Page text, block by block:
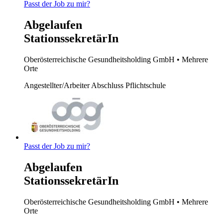
Passt der Job zu mir?
Abgelaufen
StationssekretärIn
Oberösterreichische Gesundheitsholding GmbH • Mehrere
Orte
Angestellter/ArbeiterAbschluss Pflichtschule
Passt der Job zu mir?
Abgelaufen
StationssekretärIn
Oberösterreichische Gesundheitsholding GmbH • Mehrere
Orte